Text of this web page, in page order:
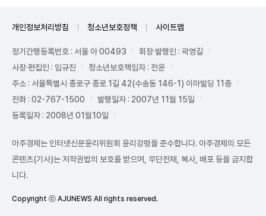
개인정보처리방침 청소년보호정책 사이트맵
정기간행등록번호 : 서울 아 00493
회장·발행인 : 곽영길
사장·편집인 : 임규진
청소년보호책임자 : 전운
주소 : 서울특별시 종로구 종로 1길 42(수송동 146-1) 이마빌딩 11층
전화 : 02-767-1500
발행일자 : 2007년 11월 15일
등록일자 : 2008년 01월10일
아주경제는 인터넷신문윤리위원회 윤리강령을 준수합니다. 아주경제의 모든
콘텐츠(기사)는 저작권법의 보호를 받으며, 무단전재, 복사, 배포 등을 금지합
니다.
Copyright ⓒ AJUNEWS All rights reserved.